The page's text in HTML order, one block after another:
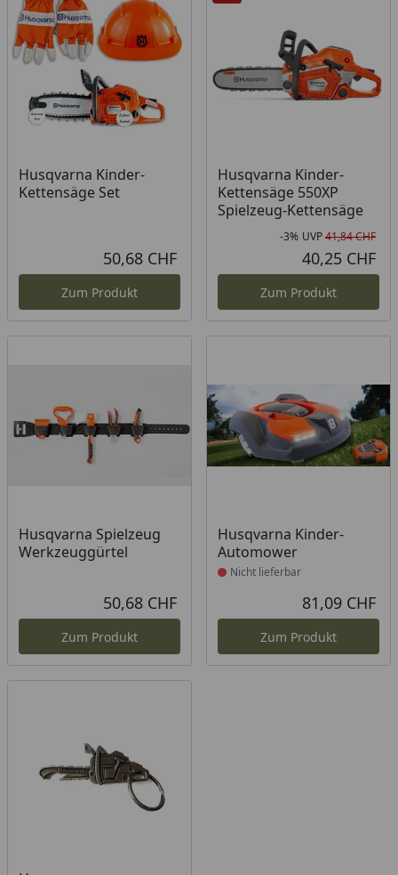
Husqvarna Kinder-
Kettensäge Set
50,68 CHF
Zum Produkt
Husqvarna Kinder-
Kettensäge 550XP
Spielzeug-Kettensäge
-3% UVP41,84 CHF
40,25 CHF
Zum Produkt
Husqvarna Spielzeug
Werkzeuggürtel
50,68 CHF
Zum Produkt
Husqvarna Kinder-
Automower
Produkt nicht lieferbar
Nicht lieferbar
81,09 CHF
Zum Produkt